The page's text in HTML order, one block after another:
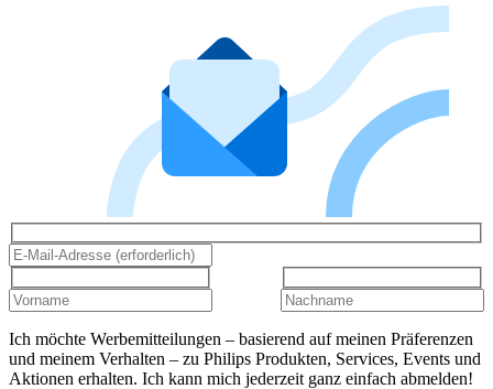
Ich möchte Werbemitteilungen – basierend auf meinen Präferenzen
und meinem Verhalten – zu Philips Produkten, Services, Events und
Aktionen erhalten. Ich kann mich jederzeit ganz einfach abmelden!